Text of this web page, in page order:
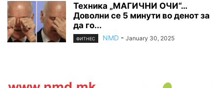
Техника „МАГИЧНИ ОЧИ“…
Доволни се 5 минути во денот за
да го...
ФИТНЕС NMD - January 30, 2025